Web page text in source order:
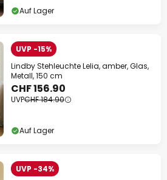
Auf Lager
UVP -15%
Lindby Stehleuchte Lelia, amber, Glas,
Metall, 150 cm
CHF 156.90
UVPCHF 184.90
Auf Lager
UVP -34%